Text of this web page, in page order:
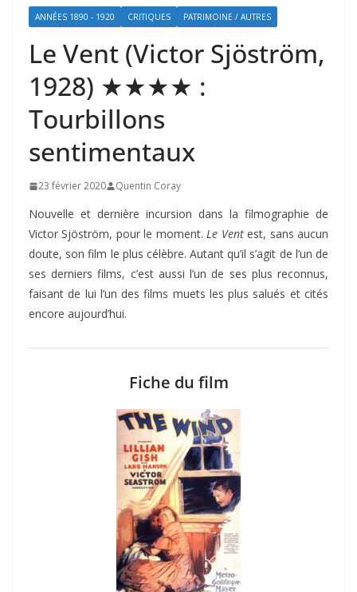
ANNÉES 1890 - 1920 CRITIQUES PATRIMOINE / AUTRES
Le Vent (Victor Sjöström,
1928) ★★★★ :
Tourbillons
sentimentaux
23 février 2020 Quentin Coray
Nouvelle et dernière incursion dans la filmographie de
Victor Sjöström, pour le moment.Le Ventest, sans aucun
doute, son film le plus célèbre. Autant qu’il s’agit de l’un de
ses derniers films, c’est aussi l’un de ses plus reconnus,
faisant de lui l’un des films muets les plus salués et cités
encore aujourd’hui.
Fiche du film